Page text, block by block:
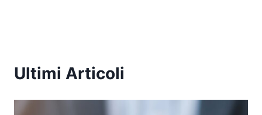
Ultimi Articoli